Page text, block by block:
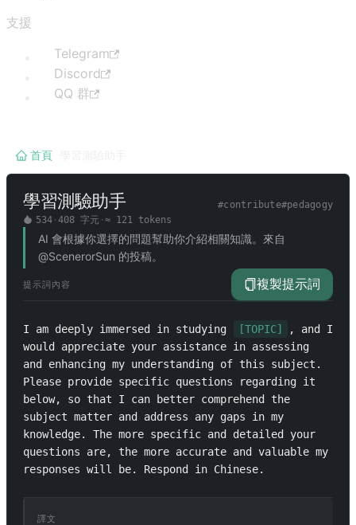
支援
Telegram
Discord
QQ 群
首頁
學習測驗助手 #contribute#pedagogy
534· 408 字元 · ≈ 121tokens
AI 會根據你選擇的問題幫助你介紹相關知識。來自
@ScenerorSun 的投稿。
提示詞內容 複製提示詞
I am deeply immersed in studying [TOPIC]
, and I
would appreciate your assistance in assessing
and enhancing my understanding of this subject.
Please provide specific questions regarding it
below, so that I can better comprehend the
subject matter and address any gaps in my
knowledge. The more specific and detailed your
questions are, the more accurate and valuable my
responses will be. Respond in Chinese.
譯文